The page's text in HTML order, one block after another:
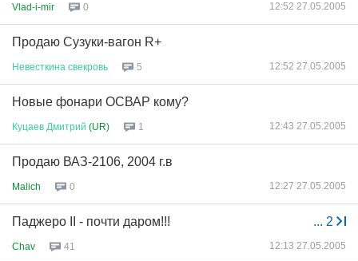
Vlad-i-mir 0 12:52 27.05.2005
Продаю Сузуки-вагон R+
Невесткина свекровь 5 12:52 27.05.2005
Новые фонари ОСВАР кому?
Куцаев Дмитрий (UR) 1 12:43 27.05.2005
Продаю ВАЗ-2106, 2004 г.в
Malich 0 12:27 27.05.2005
... 2
Паджеро II - почти даром!!!
Chav 41 12:13 27.05.2005